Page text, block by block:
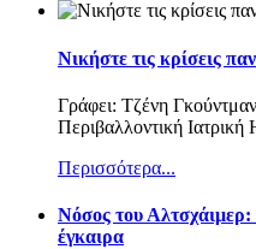
Νικήστε τις κρίσεις
Γράφει: Τζένη
Περιβαλλοντική Ιατρική
Περισσότερα...
Nόσος του
έγκαιρα